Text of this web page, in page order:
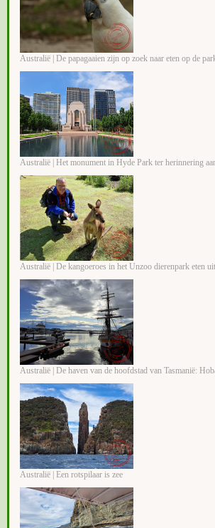
Australië | De papagaaien zijn op zoek naar eten op de
Australië | Het monument in Hyde Park ter herinnering
Australië | De kangoeroes in het Unzoo dierenpark eten
Australië | De haven van de hoofdstad van Tasmanië:
Australië | Een rotspilaar is zee